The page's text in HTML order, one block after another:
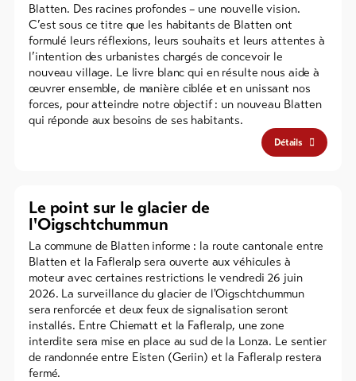
Blatten. Des racines profondes – une nouvelle vision.
C’est sous ce titre que les habitants de Blatten ont
formulé leurs réflexions, leurs souhaits et leurs attentes à
l’intention des urbanistes chargés de concevoir le
nouveau village. Le livre blanc qui en résulte nous aide à
œuvrer ensemble, de manière ciblée et en unissant nos
forces, pour atteindre notre objectif : un nouveau Blatten
qui réponde aux besoins de ses habitants.
Détails
Le point sur le glacier de
l'Oigschtchummun
La commune de Blatten informe : la route cantonale entre
Blatten et la Fafleralp sera ouverte aux véhicules à
moteur avec certaines restrictions le vendredi 26 juin
2026. La surveillance du glacier de l'Oigschtchummun
sera renforcée et deux feux de signalisation seront
installés. Entre Chiematt et la Fafleralp, une zone
interdite sera mise en place au sud de la Lonza. Le sentier
de randonnée entre Eisten (Geriin) et la Fafleralp restera
fermé.